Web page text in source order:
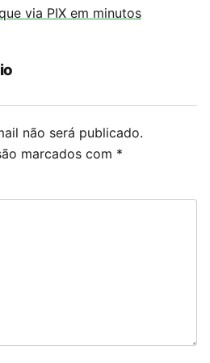
via PIX em minutos
não será publicado.
marcados com *